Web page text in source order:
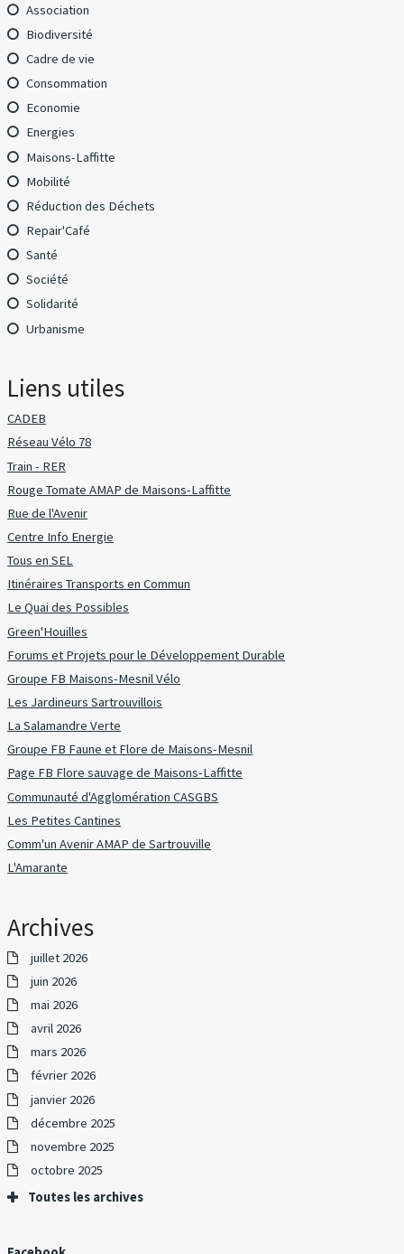
Association
Biodiversité
Cadre de vie
Consommation
Economie
Energies
Maisons-Laffitte
Mobilité
Réduction des Déchets
Repair'Café
Santé
Société
Solidarité
Urbanisme
Liens utiles
CADEB
Réseau Vélo 78
Train - RER
Rouge Tomate AMAP de Maisons-Laffitte
Rue de l'Avenir
Centre Info Energie
Tous en SEL
Itinéraires Transports en Commun
Le Quai des Possibles
Green'Houilles
Forums et Projets pour le Développement Durable
Groupe FB Maisons-Mesnil Vélo
Les Jardineurs Sartrouvillois
La Salamandre Verte
Groupe FB Faune et Flore de Maisons-Mesnil
Page FB Flore sauvage de Maisons-Laffitte
Communauté d'Agglomération CASGBS
Les Petites Cantines
Comm'un Avenir AMAP de Sartrouville
L'Amarante
Archives
juillet 2026
juin 2026
mai 2026
avril 2026
mars 2026
février 2026
janvier 2026
décembre 2025
novembre 2025
octobre 2025
Toutes les archives